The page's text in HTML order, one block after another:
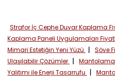
Strafor İç Cephe Duvar Kaplama
Kaplama Paneli Uygulamaları
Mimari Estetiğin Yeni Yüzü | Söve
Ulaşılabilir Çözümler | Mantolama:
Yalıtımı ile Enerji Tasarrufu |